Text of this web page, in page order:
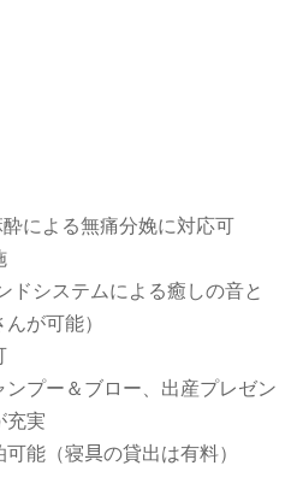
による無痛分娩に対応可
ドシステムによる癒しの音と
が可能）
ンプー＆ブロー、出産プレゼン
充実
能（寝具の貸出は有料）